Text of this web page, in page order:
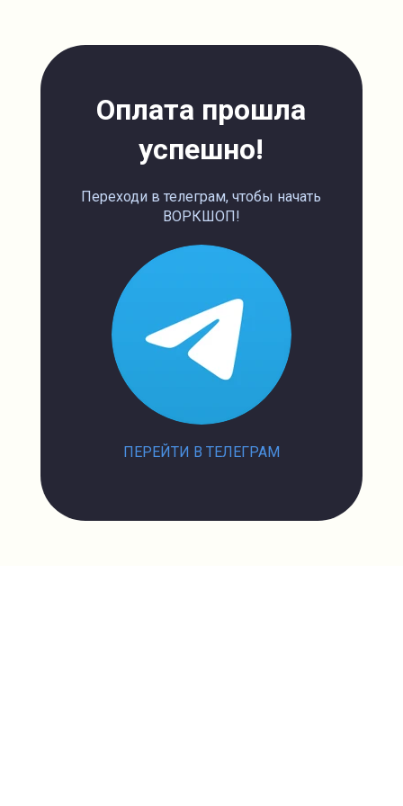
Оплата прошла
успешно!
Переходи в телеграм, чтобы начать
ВОРКШОП!
ПЕРЕЙТИ В ТЕЛЕГРАМ